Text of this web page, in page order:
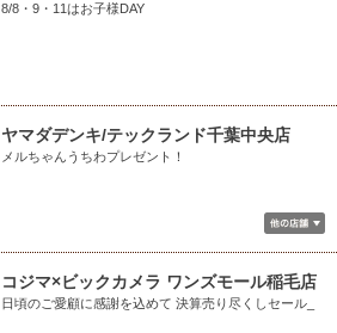
8/8・9・11はお子様DAY
ヤマダデンキ/テックランド千葉中央店
メルちゃんうちわプレゼント！
コジマ×ビックカメラ ワンズモール稲毛店
日頃のご愛顧に感謝を込めて 決算売り尽くしセール_